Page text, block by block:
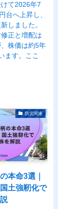
て2026年7
台へ上昇し、
しました。
正と増配は
株価は約5年
ます。ここ
防災関連
本命3選｜
土強靭化で